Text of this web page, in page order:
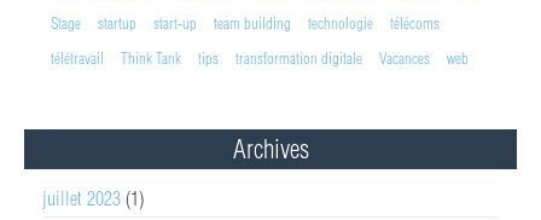
Stage
startup start-up team building technologie
télécoms
télétravail
Think Tank tips transformation digitale Vacances web
Archives
juillet 2023 (1)